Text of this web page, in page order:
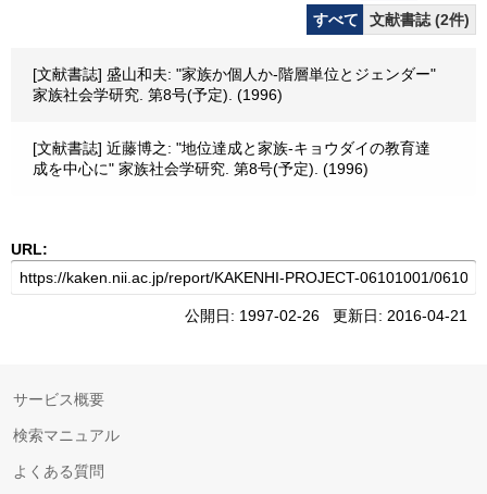
すべて
文献書誌 (2件)
[文献書誌] 盛山和夫: "家族か個人か-階層単位とジェンダー"
家族社会学研究. 第8号(予定). (1996)
[文献書誌] 近藤博之: "地位達成と家族-キョウダイの教育達
成を中心に" 家族社会学研究. 第8号(予定). (1996)
URL:
公開日: 1997-02-26 更新日: 2016-04-21
サービス概要
検索マニュアル
よくある質問